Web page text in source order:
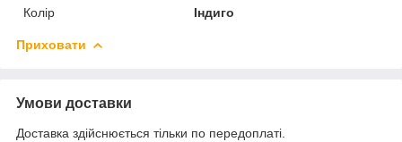
Колір
Індиго
Приховати
Умови доставки
Доставка здійснюється тільки по передоплаті.